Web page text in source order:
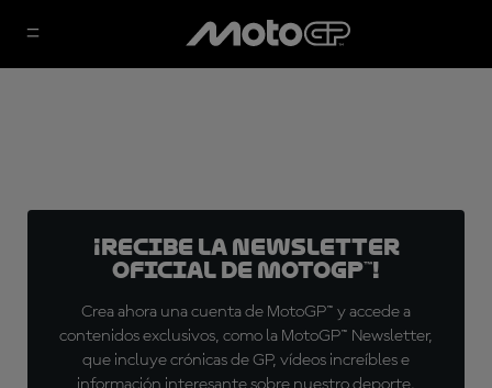
¡Recibe la Newsletter
oficial de MotoGP™!
Crea ahora una cuenta de MotoGP™ y accede a
contenidos exclusivos, como la MotoGP™ Newsletter,
que incluye crónicas de GP, vídeos increíbles e